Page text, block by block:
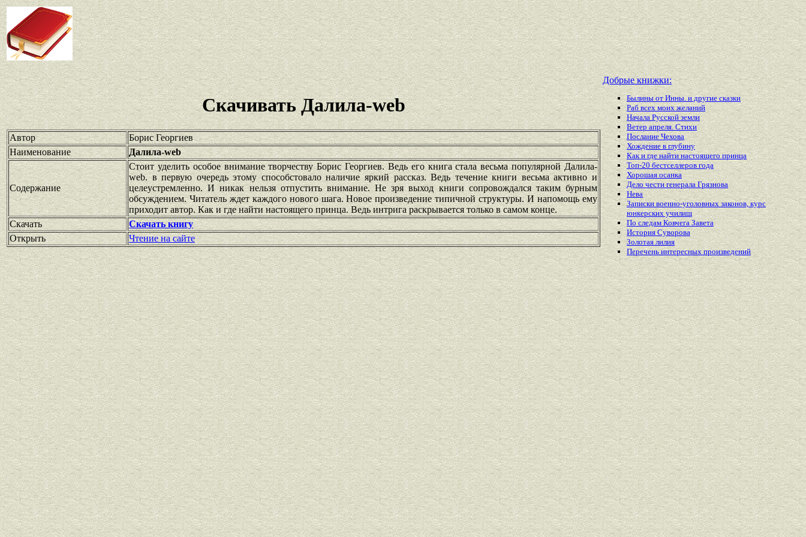
Скачивать Далила-web
Автор
Борис Георгиев
Наименование
Далила-web
Содержание
Стоит уделить особое внимание творчеству Борис Георгиев. Ведь его книга стала весьма популярной Далила-
web. в первую очередь этому способстовало наличие яркий рассказ. Ведь течение книги весьма активно и
целеустремленно. И никак нельзя отпустить внимание. Не зря выход книги сопровождался таким бурным
обсуждением. Читатель ждет каждого нового шага. Новое произведение типичной структуры. И напомощь ему
приходит автор. Как и где найти настоящего принца. Ведь интрига раскрывается только в самом конце.
Скачать
Скачать книгу
Открыть
Чтение на сайте
Добрые книжки:
Былины от Инны. и другие сказки
Раб всех моих желаний
Начала Русской земли
Ветер апреля. Стихи
Послание Чехова
Хождение в глубину
Как и где найти настоящего принца
Топ-20 бестселлеров года
Хорошая осанка
Дело чести генерала Грязнова
Нева
Записки военно-уголовных законов, курс
юнкерских училищ
По следам Ковчега Завета
История Суворова
Золотая лилия
Перечень интересныхпроизведений